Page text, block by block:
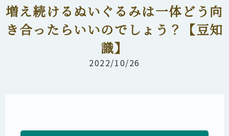
増え続けるぬいぐるみは一体どう向
き合ったらいいのでしょう？【豆知
識】
2022/10/26